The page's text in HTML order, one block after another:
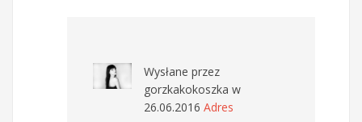
Wysłane przez
gorzkakokoszka w
26.06.2016 Adres